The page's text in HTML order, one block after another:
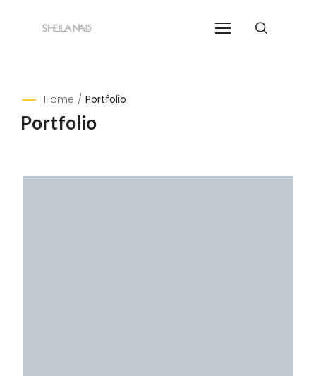
Home / Portfolio
Portfolio